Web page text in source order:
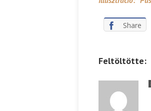
Share
Feltöltötte: